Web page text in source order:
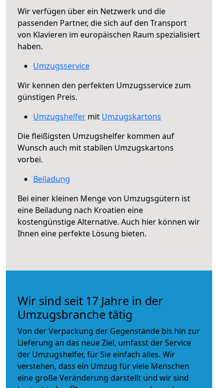
Wir verfügen über ein Netzwerk und die
passenden Partner, die sich auf den Transport
von Klavieren im europäischen Raum spezialisiert
haben.
Umzugsservice
Wir kennen den perfekten Umzugsservice zum
günstigen Preis.
Umzugshelfer mit Umzugskartons
Die fleißigsten Umzugshelfer kommen auf
Wunsch auch mit stabilen Umzugskartons
vorbei.
Beiladung
Bei einer kleinen Menge von Umzugsgütern ist
eine Beiladung nach Kroatien eine
kostengünstige Alternative. Auch hier können wir
Ihnen eine perfekte Lösung bieten.
Wir sind seit 17 Jahre in der
Umzugsbranche tätig
Von der Verpackung der Gegenstände bis hin zur
Lieferung an das neue Ziel, umfasst der Service
der Umzugshelfer, für Sie einfach alles. Wir
verstehen, dass ein Umzug für viele Menschen
eine große Veränderung darstellt und wir sind